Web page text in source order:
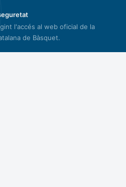
l'accés al web oficial de la
de Bàsquet.